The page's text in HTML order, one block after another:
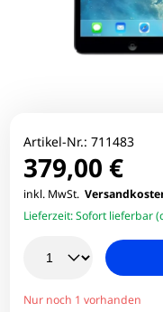
Artikel-Nr.: 711483
379,00 €
inkl. MwSt.
Lieferzeit:Sofort lieferbar
Nur noch 1 vorhanden